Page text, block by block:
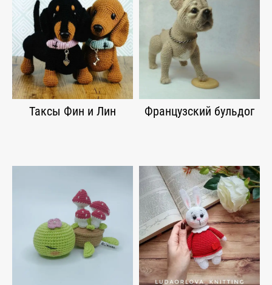
Таксы Фин и Лин Французский бульдог